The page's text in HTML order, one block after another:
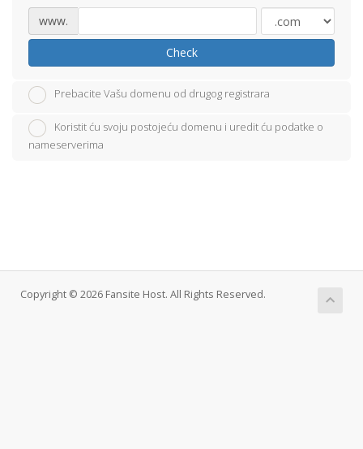
www.
Check
Prebacite Vašu domenu od drugog registrara
Koristit ću svoju postojeću domenu i uredit ću podatke o
nameserverima
Copyright © 2026 Fansite Host. All Rights Reserved.